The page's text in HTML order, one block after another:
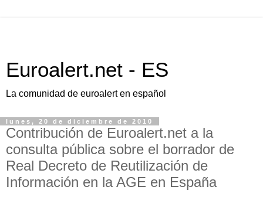
Euroalert.net - ES
La comunidad de euroalert en español
lunes, 20 de diciembre de 2010
Contribución de Euroalert.net a la
consulta pública sobre el borrador de
Real Decreto de Reutilización de
Información en la AGE en España